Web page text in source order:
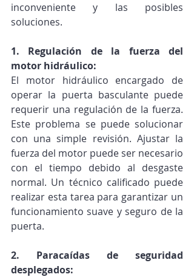
inconveniente y las posibles
soluciones.
1. Regulación de la fuerza del
motor hidráulico:
El motor hidráulico encargado de
operar la puerta basculante puede
requerir una regulación de la fuerza.
Este problema se puede solucionar
con una simple revisión. Ajustar la
fuerza del motor puede ser necesario
con el tiempo debido al desgaste
normal. Un técnico calificado puede
realizar esta tarea para garantizar un
funcionamiento suave y seguro de la
puerta.
2. Paracaídas de seguridad
desplegados: